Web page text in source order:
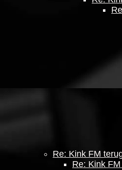
Re: Kink FM
Re: Kink